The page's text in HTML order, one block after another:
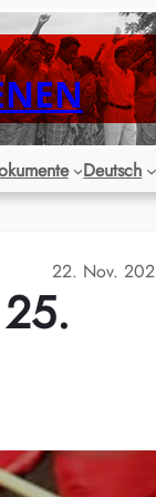
Deutsch
22. Nov.